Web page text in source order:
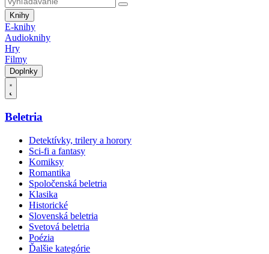
Knihy
E-knihy
Audioknihy
Hry
Filmy
Doplnky
Beletria
Detektívky, trilery a horory
Sci-fi a fantasy
Komiksy
Romantika
Spoločenská beletria
Klasika
Historické
Slovenská beletria
Svetová beletria
Poézia
Ďalšie kategórie